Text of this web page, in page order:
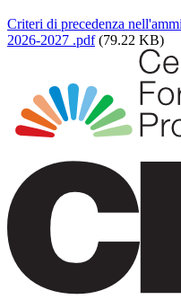
Criteri di precedenza
2026-2027 .pdf(79.22 KB)